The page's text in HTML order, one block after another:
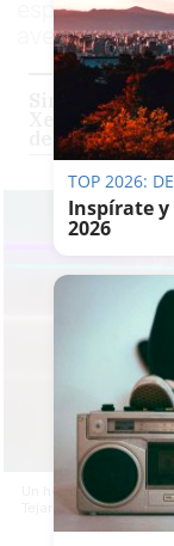
específico"
avenida
Sin fiesta del
Xerez CD y
de obra
Un hombre lanza
Tejares de Córdoba.
TOP 2026:
Inspírate
2026